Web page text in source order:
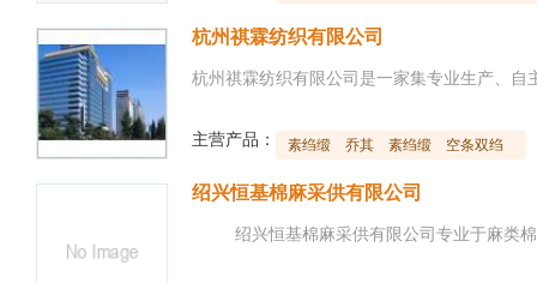
杭州祺霖纺织有限公司
主营产品： 素绉缎 乔其 素绉缎 空条双绉
绍兴恒基棉麻采供有限公司